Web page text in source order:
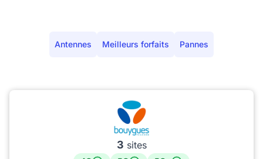
Antennes Meilleurs forfaits Pannes
3 sites